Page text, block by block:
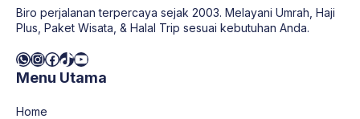
Biro perjalanan terpercaya sejak 2003. Melayani Umrah, Haji
Plus, Paket Wisata, & Halal Trip sesuai kebutuhan Anda.
WhatsApp
Instagram
Facebook
TikTok
YouTube
Menu Utama
Home